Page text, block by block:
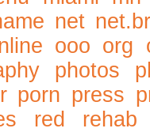
net net.br
ooo org
photos
porn press
red
rehab